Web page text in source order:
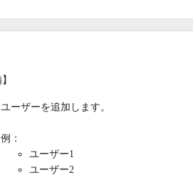
ユーザーを追加します。
例：
ユーザー1
ユーザー2